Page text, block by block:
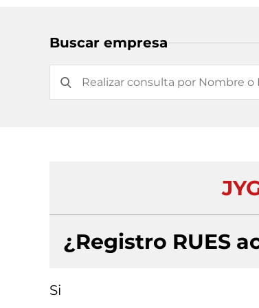
Buscar empresa
¿Registro RUES
Si